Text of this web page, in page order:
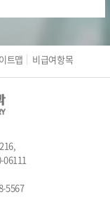
트맵 비급여항목
06111
5567